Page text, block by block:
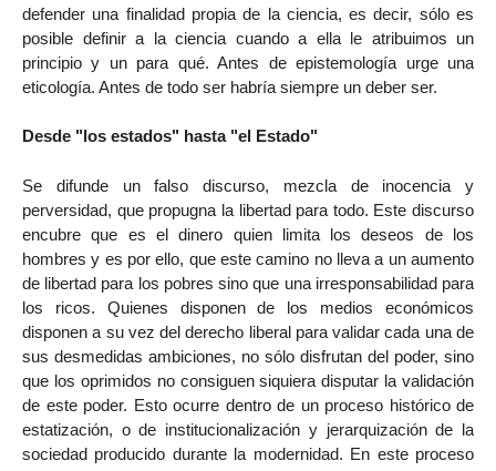
defender una finalidad propia de la ciencia, es decir, sólo es
posible definir a la ciencia cuando a ella le atribuimos un
principio y un para qué. Antes de epistemología urge una
eticología. Antes de todo ser habría siempre un deber ser.
Desde "los estados" hasta "el Estado"
Se difunde un falso discurso, mezcla de inocencia y
perversidad, que propugna la libertad para todo. Este discurso
encubre que es el dinero quien limita los deseos de los
hombres y es por ello, que este camino no lleva a un aumento
de libertad para los pobres sino que una irresponsabilidad para
los ricos. Quienes disponen de los medios económicos
disponen a su vez del derecho liberal para validar cada una de
sus desmedidas ambiciones, no sólo disfrutan del poder, sino
que los oprimidos no consiguen siquiera disputar la validación
de este poder. Esto ocurre dentro de un proceso histórico de
estatización, o de institucionalización y jerarquización de la
sociedad producido durante la modernidad. En este proceso